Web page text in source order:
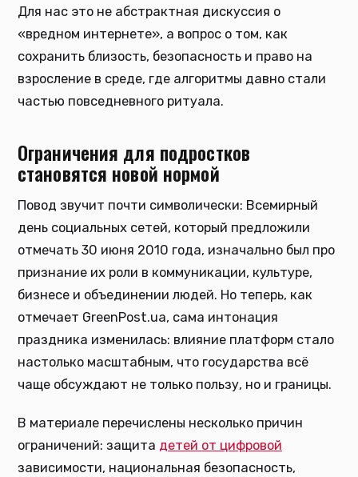
Для нас это не абстрактная дискуссия о
«вредном интернете», а вопрос о том, как
сохранить близость, безопасность и право на
взросление в среде, где алгоритмы давно стали
частью повседневного ритуала.
Ограничения для подростков
становятся новой нормой
Повод звучит почти символически: Всемирный
день социальных сетей, который предложили
отмечать 30 июня 2010 года, изначально был про
признание их роли в коммуникации, культуре,
бизнесе и объединении людей. Но теперь, как
отмечает GreenPost.ua, сама интонация
праздника изменилась: влияние платформ стало
настолько масштабным, что государства всё
чаще обсуждают не только пользу, но и границы.
В материале перечислены несколько причин
ограничений: защита детей от цифровой
зависимости, национальная безопасность,